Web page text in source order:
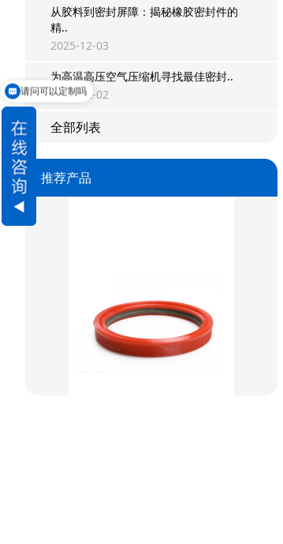
从胶料到密封屏障：揭秘橡胶密封件的
精..
2025-12-03
为高温高压空气压缩机寻找最佳密封..
2025-12-02
全部列表
推荐产品
星型双O组合
阶梯组合封
请问可以定制吗